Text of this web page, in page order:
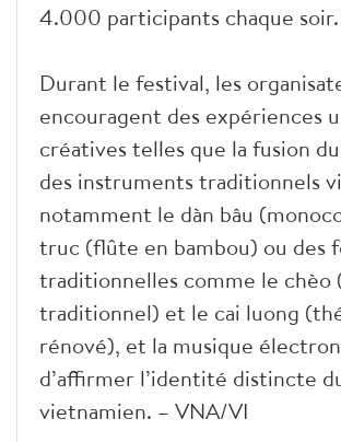
4.000 participants chaque soir.
Durant le festival, les
encouragent des expériences
créatives telles que la fusion du
des instruments traditionnels
notamment le dàn bâu
truc (flûte en bambou) ou des
traditionnelles comme le chèo
traditionnel) et le cai luong
rénové), et la musique
d’affirmer l’identité distincte
vietnamien. – VNA/VI